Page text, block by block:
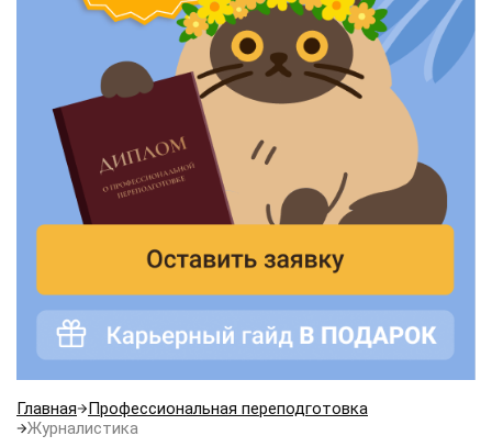
Главная
Профессиональная переподготовка
Журналистика